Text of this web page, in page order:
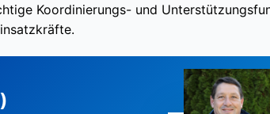
Koordinierungs- und